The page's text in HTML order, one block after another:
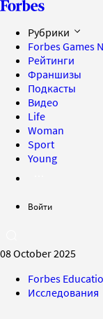
Рубрики
Forbes Games
Рейтинги
Франшизы
Подкасты
Видео
Life
Woman
Sport
Young
Войти
08 October 2025
Forbes
Исследования